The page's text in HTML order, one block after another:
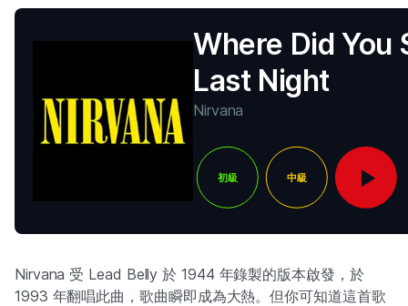
Where Did You
Last Night
Nirvana
初級 中級
Nirvana 受 Lead Belly 於 1944 年錄製的版本啟發，於
1993 年翻唱此曲，歌曲瞬即成為大熱。但你可知道這首歌